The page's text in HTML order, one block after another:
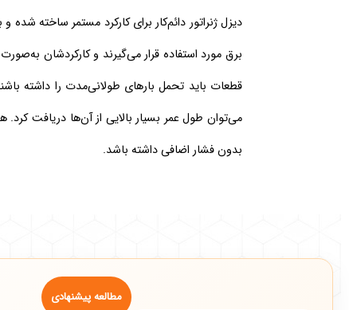
دیزل ژنراتور دائم‌کار برای کارکرد مستمر ساخته
برق مورد استفاده قرار می‌گیرند و کارکردشان
قطعات باید تحمل بارهای طولانی‌مدت را داشته
می‌توان طول عمر بسیار بالایی از آن‌ها دریافت
بدون فشار اضافی داشته باشد.
مطالعه پیشنهادی